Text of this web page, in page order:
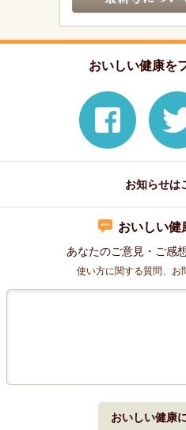
おいしい健康を
お知らせは
おいしい健
あなたのご意見・ご感
使い方に関する質問、お